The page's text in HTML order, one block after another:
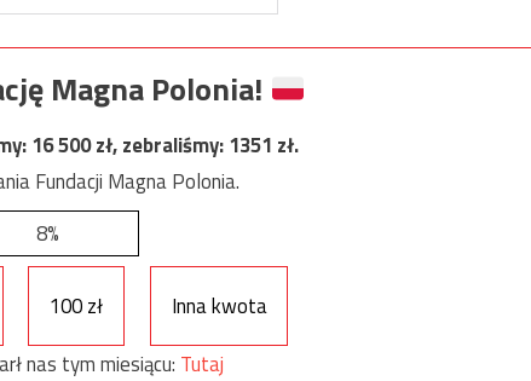
Magna Polonia!
16 500zł, zebraliśmy:1351 zł.
Fundacji Magna Polonia.
8%
100 zł
Inna kwota
nas tym miesiącu: Tutaj